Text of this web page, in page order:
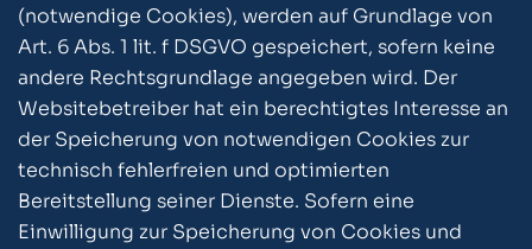
(notwendige Cookies), werden auf Grundlage von
Art. 6 Abs. 1 lit. f DSGVO gespeichert, sofern keine
andere Rechtsgrundlage angegeben wird. Der
Websitebetreiber hat ein berechtigtes Interesse an
der Speicherung von notwendigen Cookies zur
technisch fehlerfreien und optimierten
Bereitstellung seiner Dienste. Sofern eine
Einwilligung zur Speicherung von Cookies und